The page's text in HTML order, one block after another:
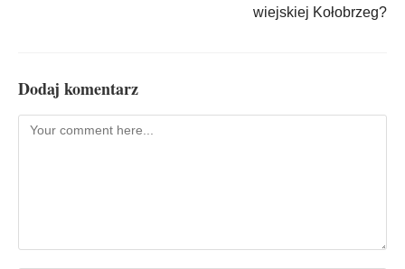
wiejskiej Kołobrzeg?
Dodaj komentarz